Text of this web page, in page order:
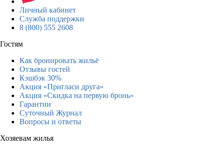
Личный кабинет
Служба поддержки
8 (800) 555 2608
Гостям
Как бронировать жильё
Отзывы гостей
Кэшбэк 30%
Акция «Пригласи друга»
Акция «Скидка на первую бронь»
Гарантии
Суточный Журнал
Вопросы и ответы
Хозяевам жилья